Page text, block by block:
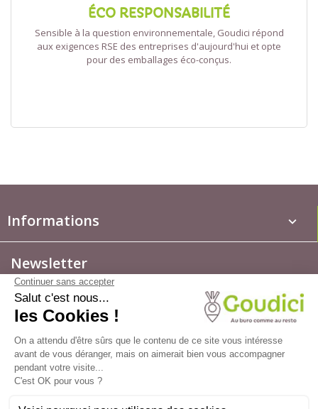
ÉCO RESPONSABILITÉ
Sensible à la question environnementale, Goudici répond
aux exigences RSE des entreprises d'aujourd'hui et opte
pour des emballages éco-conçus.
Informations keyboard_arrow_down
Newsletter
Votre compte
Informations